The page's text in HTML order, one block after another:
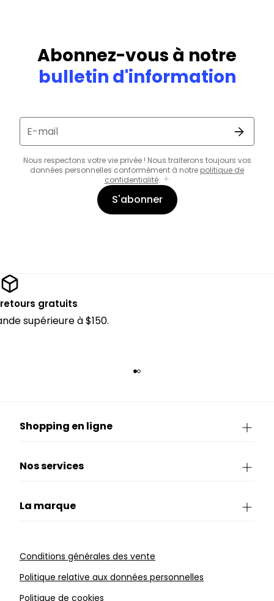
Abonnez-vous à notre
bulletin d'information
E-mail
Nous respectons votre vie privée ! Nous traiterons toujours vos
données personnelles conformément à notre politique de
confidentialité.
S'abonner
gratuits
supérieure à $150.
Shopping en ligne
Nos services
La marque
Conditions générales des vente
Politique relative aux données personnelles
Politique de cookies